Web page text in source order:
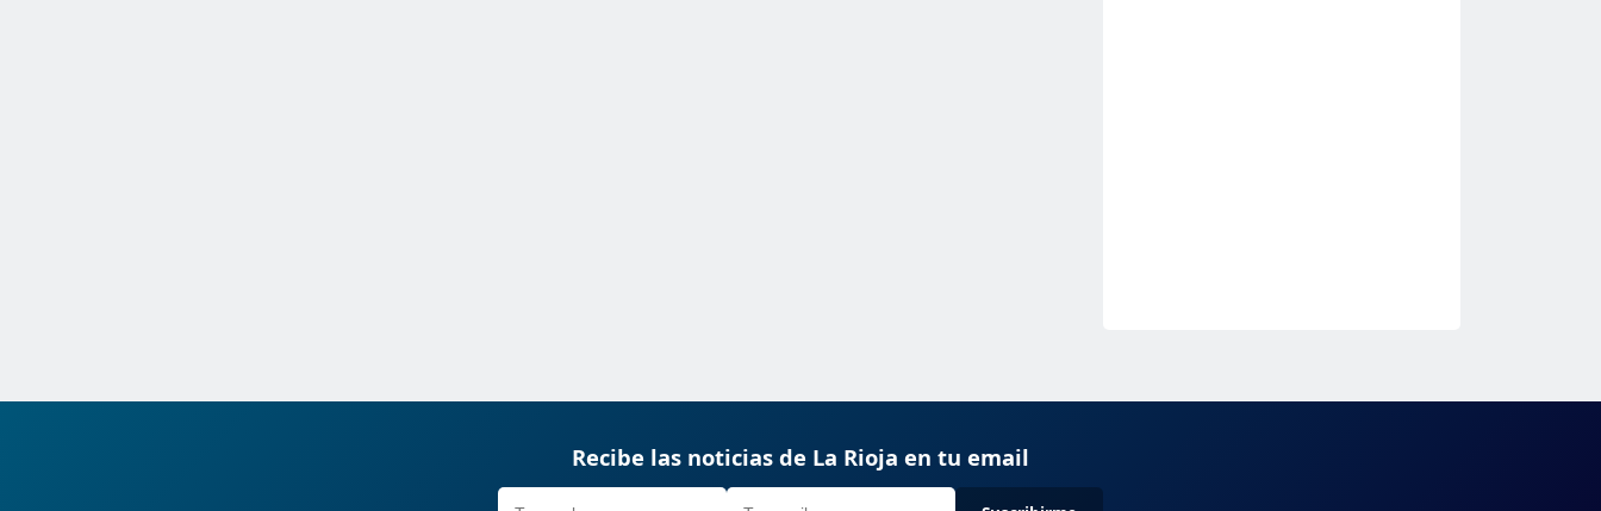
Recibe las noticias de La Rioja en tu email